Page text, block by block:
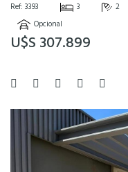
Ref: 3393 3 2
Opcional
U$S 307.899